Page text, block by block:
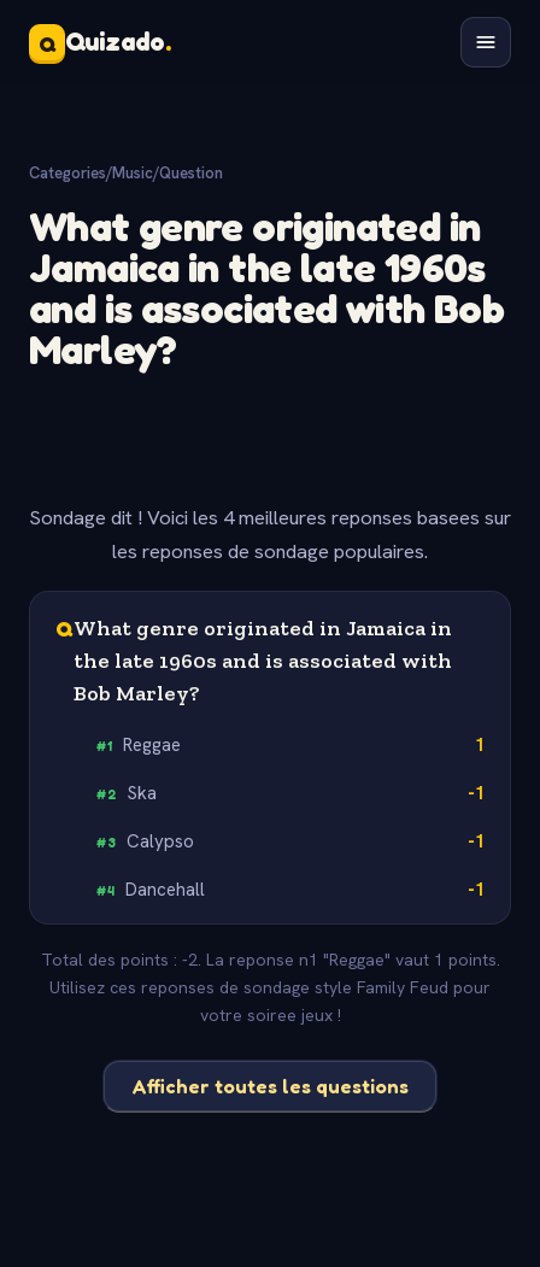
Q Quizado.
Categories/Music/Question
What genre originated in
Jamaica in the late 1960s
and is associated with Bob
Marley?
Sondage dit ! Voici les 4 meilleures reponses basees sur
les reponses de sondage populaires.
QWhat genre originated in Jamaica in
the late 1960s and is associated with
Bob Marley?
#1 Reggae 1
#2 Ska -1
#3 Calypso -1
#4 Dancehall -1
Total des points : -2. La reponse n1 "Reggae" vaut 1 points.
Utilisez ces reponses de sondage style Family Feud pour
votre soiree jeux !
Afficher toutes les questions